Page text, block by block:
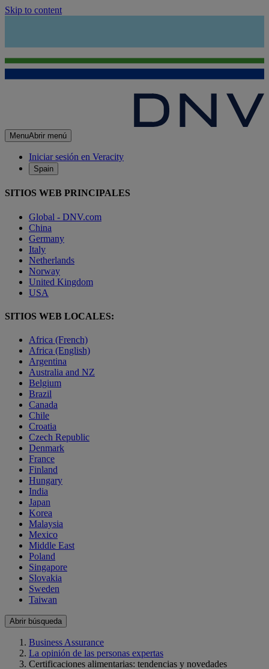
Skip to content
MenuAbrir menú
Iniciar sesión en Veracity
Spain
SITIOS WEB PRINCIPALES
Global - DNV.com
China
Germany
Italy
Netherlands
Norway
United Kingdom
USA
SITIOS WEB LOCALES:
Africa (French)
Africa (English)
Argentina
Australia and NZ
Belgium
Brazil
Canada
Chile
Croatia
Czech Republic
Denmark
France
Finland
Hungary
India
Japan
Korea
Malaysia
Mexico
Middle East
Poland
Singapore
Slovakia
Sweden
Taiwan
Abrir búsqueda
Business Assurance
La opinión de las personas expertas
Certificaciones alimentarias: tendencias y novedades